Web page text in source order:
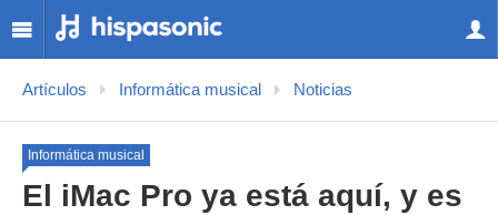
Artículos Informática musical Noticias
Informática musical
El iMac Pro ya está aquí, y es